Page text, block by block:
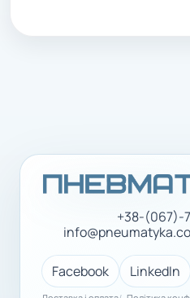
+38-(067)-
Facebook LinkedIn